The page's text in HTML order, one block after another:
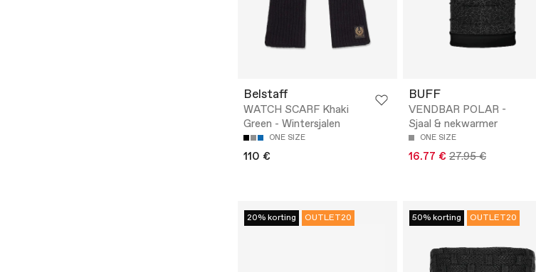
Belstaff
WATCH SCARF Khaki
Green - Wintersjalen
ONE SIZE
110 €
BUFF
VENDBAR POLAR -
Sjaal & nekwarmer
ONE SIZE
16.77 € 27.95 €
20% korting OUTLET20 50% korting OUTLET20